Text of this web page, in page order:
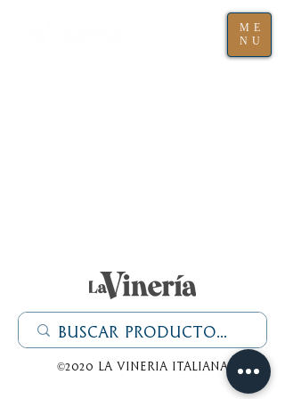
ME
NU
©2020 La Vineria italiana